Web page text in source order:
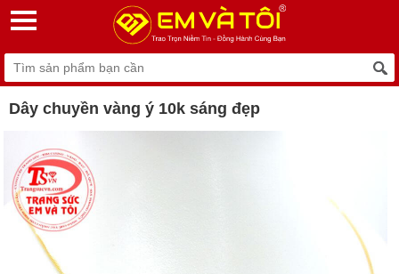
Dây chuyền vàng ý 10k sáng đẹp